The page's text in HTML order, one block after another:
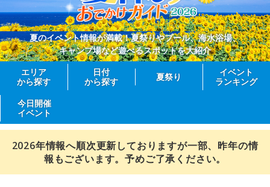
夏のイベント情報が満載！夏祭りやプール、海水浴場、
キャンプ場など遊べるスポットを大紹介
エリア
から探す
日付
から探す
夏祭り
イベント
ランキング
今日開催
イベント
2026年情報へ順次更新しておりますが一部、昨年の情
報もございます。予めご了承ください。